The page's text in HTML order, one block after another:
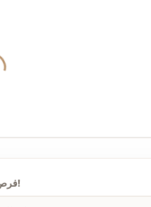
Yukleniyor...
فرص وخصومات سوبر!